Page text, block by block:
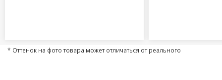
* Оттенок на фото товара может отличаться от реального